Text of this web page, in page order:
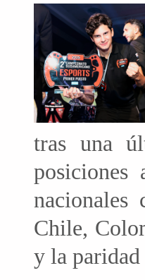
tras una
posiciones
Chile,
y la